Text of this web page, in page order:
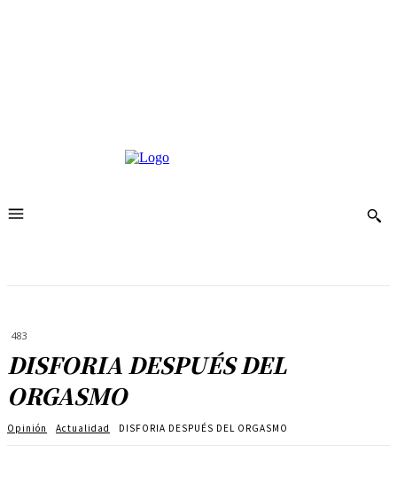
483
DISFORIA DESPUÉS DEL
ORGASMO
Opinión Actualidad DISFORIA DESPUÉS DEL ORGASMO